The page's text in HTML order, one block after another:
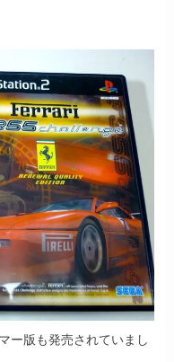
ー版も発売されていまし